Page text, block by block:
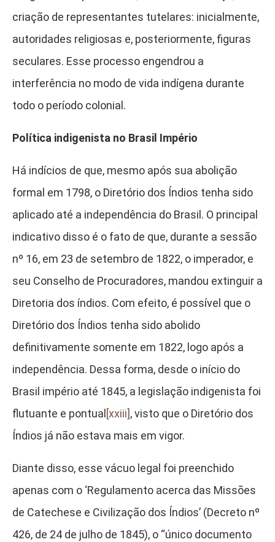
criação de representantes tutelares: inicialmente,
autoridades religiosas e, posteriormente, figuras
seculares. Esse processo engendrou a
interferência no modo de vida indígena durante
todo o período colonial.
Política indigenista no Brasil Império
Há indícios de que, mesmo após sua abolição
formal em 1798, o Diretório dos Índios tenha sido
aplicado até a independência do Brasil. O principal
indicativo disso é o fato de que, durante a sessão
nº 16, em 23 de setembro de 1822, o imperador, e
seu Conselho de Procuradores, mandou extinguir a
Diretoria dos índios. Com efeito, é possível que o
Diretório dos Índios tenha sido abolido
definitivamente somente em 1822, logo após a
independência. Dessa forma, desde o início do
Brasil império até 1845, a legislação indigenista foi
flutuante e pontual [xxiii], visto que o Diretório dos
Índios já não estava mais em vigor.
Diante disso, esse vácuo legal foi preenchido
apenas com o ‘Regulamento acerca das Missões
de Catechese e Civilização dos Índios’ (Decreto nº
426, de 24 de julho de 1845), o “único documento